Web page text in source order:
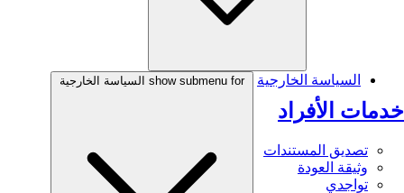
خدمات الأفراد
تصديق المستندات
وثيقة العودة
تواجدي
السياسة الخارجية show submenu for السياسة الخارجية